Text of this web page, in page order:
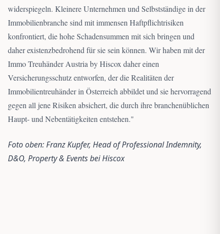
widerspiegeln. Kleinere Unternehmen und Selbstständige in der
Immobilienbranche sind mit immensen Haftpflichtrisiken
konfrontiert, die hohe Schadensummen mit sich bringen und
daher existenzbedrohend für sie sein können. Wir haben mit der
Immo Treuhänder Austria by Hiscox daher einen
Versicherungsschutz entworfen, der die Realitäten der
Immobilientreuhänder in Österreich abbildet und sie hervorragend
gegen all jene Risiken absichert, die durch ihre branchenüblichen
Haupt- und Nebentätigkeiten entstehen."
Foto oben: Franz Kupfer, Head of Professional Indemnity,
D&O, Property & Events bei Hiscox